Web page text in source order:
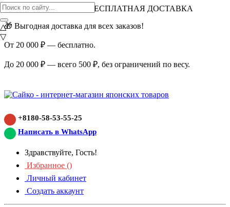
ВНИМАНИЕ АКЦИЯ!
БЕСПЛАТНАЯ ДОСТАВКА
🎁 Выгодная доставка для всех заказов!
От 20 000 ₽ — бесплатно.
До 20 000 ₽ — всего 500 ₽, без ограничений по весу.
+8180-58-53-55-25
Написать в WhatsApp
Здравствуйте, Гость!
Избранное ()
Личный кабинет
Создать аккаунт
△
▽